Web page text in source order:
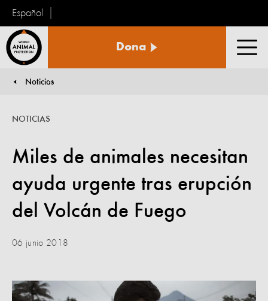
Español
Animal
Dona
Noticias
Miles de animales necesitan
ayuda urgente tras erupción
del Volcán de Fuego
NOTICIAS
06 junio 2018